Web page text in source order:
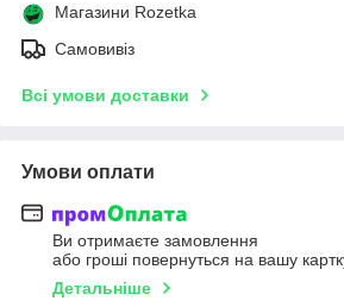
Магазини Rozetka
Самовивіз
Всі умови доставки
Умови оплати
Ви отримаєте замовлення
або гроші повернуться на вашу
Детальніше